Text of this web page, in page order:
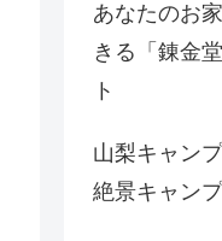
あなたのお
きる「錬金
ト
山梨キャン
絶景キャン